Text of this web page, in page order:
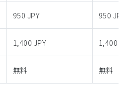
950 JPY 950 JPY
1,400 JPY 1,400
無料 無料